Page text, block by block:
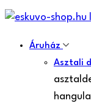
Áruház
Asztali